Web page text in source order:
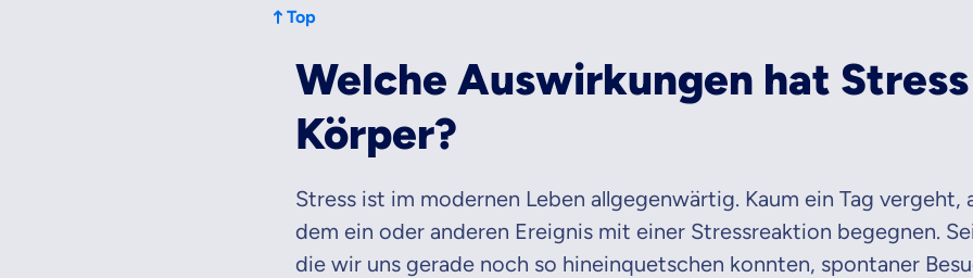
Top
Welche Auswirkungen hat
Körper?
Stress ist im modernen Leben allgegenwärtig. Kaum ein Tag vergeht,
dem ein oder anderen Ereignis mit einer Stressreaktion begegnen.
die wir uns gerade noch so hineinquetschen konnten, spontaner
Versicherungsprodukt wählen